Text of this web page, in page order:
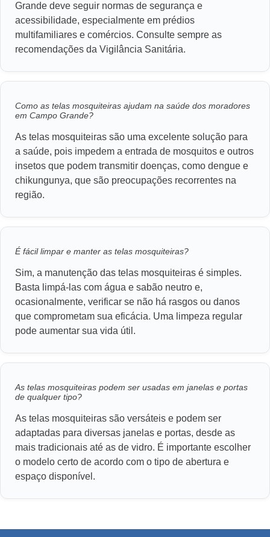
Grande deve seguir normas de segurança e
acessibilidade, especialmente em prédios
multifamiliares e comércios. Consulte sempre as
recomendações da Vigilância Sanitária.
Como as telas mosquiteiras ajudam na saúde dos moradores
em Campo Grande?
As telas mosquiteiras são uma excelente solução para
a saúde, pois impedem a entrada de mosquitos e outros
insetos que podem transmitir doenças, como dengue e
chikungunya, que são preocupações recorrentes na
região.
É fácil limpar e manter as telas mosquiteiras?
Sim, a manutenção das telas mosquiteiras é simples.
Basta limpá-las com água e sabão neutro e,
ocasionalmente, verificar se não há rasgos ou danos
que comprometam sua eficácia. Uma limpeza regular
pode aumentar sua vida útil.
As telas mosquiteiras podem ser usadas em janelas e portas
de qualquer tipo?
As telas mosquiteiras são versáteis e podem ser
adaptadas para diversas janelas e portas, desde as
mais tradicionais até as de vidro. É importante escolher
o modelo certo de acordo com o tipo de abertura e
espaço disponível.